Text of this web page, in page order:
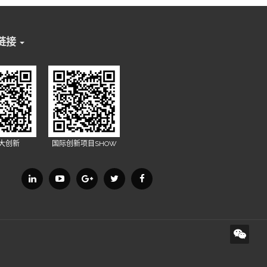
接
创新 国际创新项目SHOW